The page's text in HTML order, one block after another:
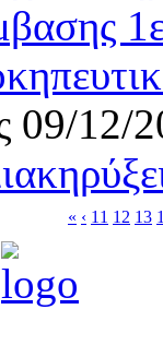
09/12/
« ‹ 11 12 13